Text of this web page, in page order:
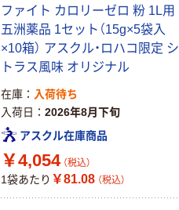
ファイト カロリーゼロ 粉 1L用
五洲薬品 1セット（15g×5袋入
×10箱） アスクル・ロハコ限定 シ
トラス風味 オリジナル
在庫
入荷待ち
入荷日
2026年8月下旬
アスクル在庫商品
￥4,054 （税込）
1袋あたり ￥81.08 （税込）